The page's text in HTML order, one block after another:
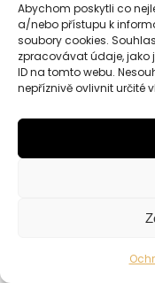
Abychom poskytli co
a/nebo přístupu k
soubory cookies.
zpracovávat údaje, jako
ID na tomto webu.
nepříznivě ovlivnit určité
Copyright ©